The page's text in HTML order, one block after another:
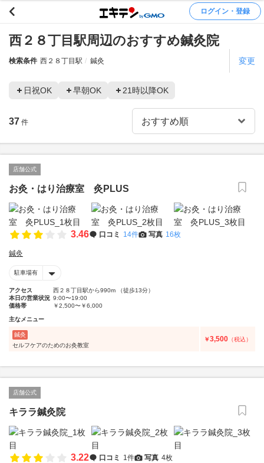
ログイン・登録
西２８丁目駅周辺のおすすめ鍼灸院
検索条件 西２８丁目駅 鍼灸 変更
日祝OK 早朝OK 21時以降OK
37 件
店舗公式
お灸・はり治療室 灸PLUS
3.46 口コミ 14件 写真 16枚
鍼灸
駐車場有
アクセス
西２８丁目駅から990m （徒歩13分）
本日の営業状況 9:00〜19:00
価格帯
￥2,500〜￥6,000
主なメニュー
鍼灸
セルフケアのためのお灸教室
￥3,500 （税込）
店舗公式
キララ鍼灸院
3.22 口コミ 1件 写真 4枚